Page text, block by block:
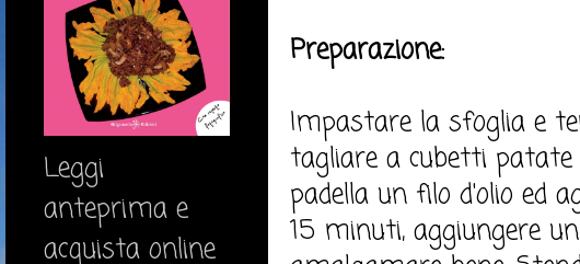
Preparazione:
Impastare la sfoglia e
tagliare a cubetti patate
padella un filo d'olio ed
15 minuti, aggiungere
Leggi
anteprima e
acquista online